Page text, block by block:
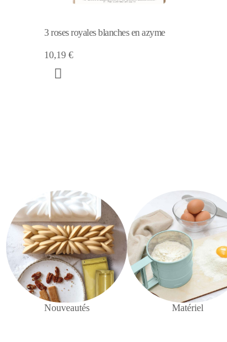
Fleurs azyme marguerites/feuilles
Nouveautés Matériel